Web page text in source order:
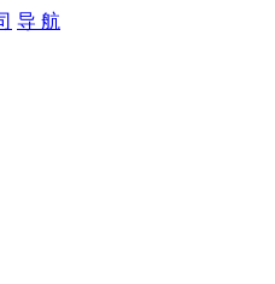
导 航